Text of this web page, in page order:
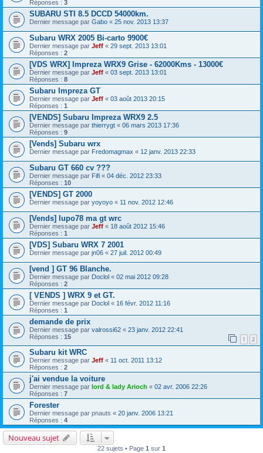
Réponses : 3
SUBARU STI 8.5 DCCD 54000km.
Dernier message par Gabo « 25 nov. 2013 13:37
Subaru WRX 2005 Bi-carto 9900€
Dernier message par Jeff « 29 sept. 2013 13:01
Réponses : 2
[VDS WRX] Impreza WRX9 Grise - 62000Kms - 13000€
Dernier message par Jeff « 03 sept. 2013 13:01
Réponses : 8
Subaru Impreza GT
Dernier message par Jeff « 03 août 2013 20:15
Réponses : 1
[VENDS] Subaru Impreza WRX9 2.5
Dernier message par thierrygt « 06 mars 2013 17:36
Réponses : 9
[Vends] Subaru wrx
Dernier message par Fredomagmax « 12 janv. 2013 22:33
Subaru GT 660 cv ???
Dernier message par Fifi « 04 déc. 2012 23:33
Réponses : 10
[VENDS] GT 2000
Dernier message par yoyoyo « 11 nov. 2012 12:46
[Vends] lupo78 ma gt wrc
Dernier message par Jeff « 18 août 2012 15:46
Réponses : 1
[VDS] Subaru WRX 7 2001
Dernier message par jn06 « 27 juil. 2012 00:49
[vend ] GT 96 Blanche.
Dernier message par Doclol « 02 mai 2012 09:28
Réponses : 2
[ VENDS ] WRX 9 et GT.
Dernier message par Doclol « 16 févr. 2012 11:16
Réponses : 1
demande de prix
Dernier message par valrossi62 « 23 janv. 2012 22:41
Réponses : 15 1 2
Subaru kit WRC
Dernier message par Jeff « 11 oct. 2011 13:12
Réponses : 2
j'ai vendue la voiture
Dernier message par lord & lady Arioch « 02 avr. 2006 22:26
Réponses : 7
Forester
Dernier message par pnauts « 20 janv. 2006 13:21
Réponses : 4
Nouveau sujet
22 sujets • Page 1 sur 1